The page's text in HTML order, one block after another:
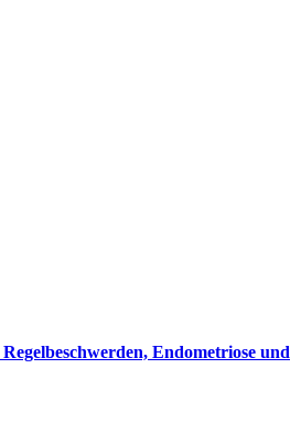
Endometriose und